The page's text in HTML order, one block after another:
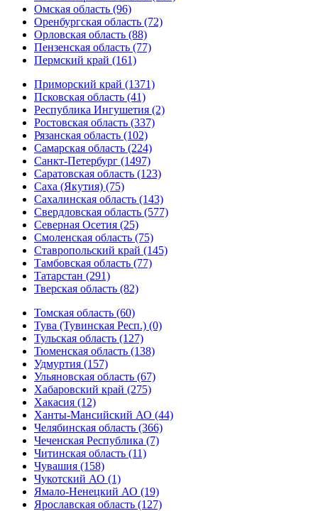
Омская область (96)
Оренбургская область (72)
Орловская область (88)
Пензенская область (77)
Пермский край (161)
Приморский край (1371)
Псковская область (41)
Республика Ингушетия (2)
Ростовская область (337)
Рязанская область (102)
Самарская область (224)
Санкт-Петербург (1497)
Саратовская область (123)
Саха (Якутия) (75)
Сахалинская область (143)
Свердловская область (577)
Северная Осетия (25)
Смоленская область (75)
Ставропольский край (145)
Тамбовская область (77)
Татарстан (291)
Тверская область (82)
Томская область (60)
Тува (Тувинская Респ.) (0)
Тульская область (127)
Тюменская область (138)
Удмуртия (157)
Ульяновская область (67)
Хабаровский край (275)
Хакасия (12)
Ханты-Мансийский АО (44)
Челябинская область (366)
Чеченская Республика (7)
Читинская область (11)
Чувашия (158)
Чукотский АО (1)
Ямало-Ненецкий АО (19)
Ярославская область (127)